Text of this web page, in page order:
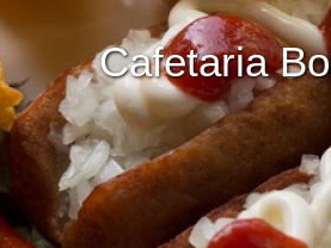
Cafetaria